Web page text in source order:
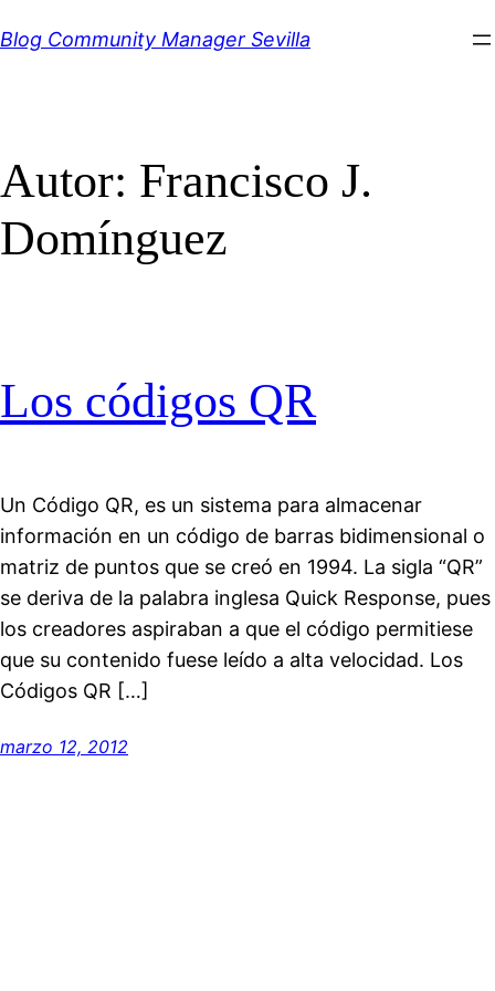
al
Blog Community Manager Sevilla
Autor: Francisco J.
Domínguez
Los códigos QR
Un Código QR, es un sistema para almacenar
información en un código de barras bidimensional o
matriz de puntos que se creó en 1994. La sigla “QR”
se deriva de la palabra inglesa Quick Response, pues
los creadores aspiraban a que el código permitiese
que su contenido fuese leído a alta velocidad. Los
Códigos QR […]
marzo 12, 2012